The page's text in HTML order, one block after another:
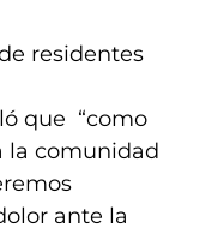
residentes
que “como
la comunidad
ante la